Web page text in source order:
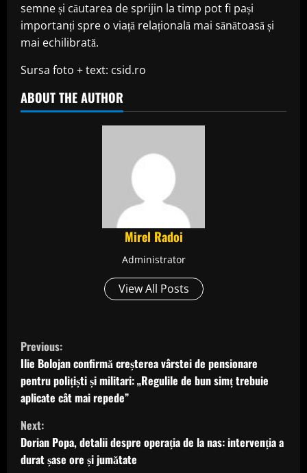
semne și căutarea de sprijin la timp pot fi pași
importanți spre o viață relațională mai sănătoasă și
mai echilibrată.
Sursa foto + text: csid.ro
ABOUT THE AUTHOR
Mirel Radoi
Administrator
View All Posts
C
o
n
t
i
Previous:
Ilie Bolojan confirmă creșterea vârstei de pensionare
pentru polițiști și militari: „Regulile de bun simț trebuie
aplicate cât mai repede”
Next:
Dorian Popa, detalii despre operația de la nas: intervenția a
durat șase ore și jumătate